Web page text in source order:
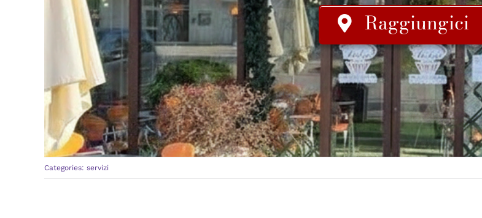
Raggiungici
Categories: servizi